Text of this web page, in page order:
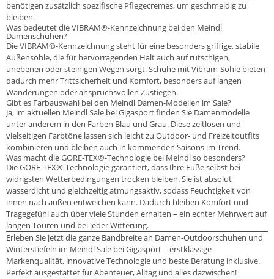
benötigen zusätzlich spezifische Pflegecremes, um geschmeidig zu
bleiben.
Was bedeutet die VIBRAM®-Kennzeichnung bei den Meindl
Damenschuhen?
Die VIBRAM®-Kennzeichnung steht für eine besonders griffige, stabile
Außensohle, die für hervorragenden Halt auch auf rutschigen,
unebenen oder steinigen Wegen sorgt. Schuhe mit Vibram-Sohle bieten
dadurch mehr Trittsicherheit und Komfort, besonders auf langen
Wanderungen oder anspruchsvollen Zustiegen.
Gibt es Farbauswahl bei den Meindl Damen-Modellen im Sale?
Ja, im aktuellen Meindl Sale bei Gigasport finden Sie Damenmodelle
unter anderem in den Farben Blau und Grau. Diese zeitlosen und
vielseitigen Farbtöne lassen sich leicht zu Outdoor- und Freizeitoutfits
kombinieren und bleiben auch in kommenden Saisons im Trend.
Was macht die GORE-TEX®-Technologie bei Meindl so besonders?
Die GORE-TEX®-Technologie garantiert, dass Ihre Füße selbst bei
widrigsten Wetterbedingungen trocken bleiben. Sie ist absolut
wasserdicht und gleichzeitig atmungsaktiv, sodass Feuchtigkeit von
innen nach außen entweichen kann. Dadurch bleiben Komfort und
Tragegefühl auch über viele Stunden erhalten – ein echter Mehrwert auf
langen Touren und bei jeder Witterung.
Erleben Sie jetzt die ganze Bandbreite an Damen-Outdoorschuhen und
Winterstiefeln im Meindl Sale bei Gigasport – erstklassige
Markenqualität, innovative Technologie und beste Beratung inklusive.
Perfekt ausgestattet für Abenteuer, Alltag und alles dazwischen!